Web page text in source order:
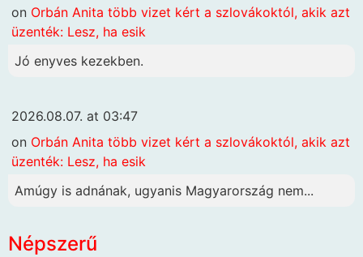
on Orbán Anita több vizet kért a szlovákoktól, akik azt
üzenték: Lesz, ha esik
Jó enyves kezekben.
2026.08.07. at 03:47
on Orbán Anita több vizet kért a szlovákoktól, akik azt
üzenték: Lesz, ha esik
Amúgy is adnának, ugyanis Magyarország nem...
Népszerű